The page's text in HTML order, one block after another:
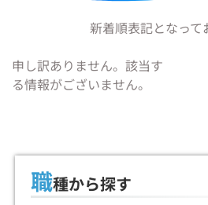
新着順表記となって
申し訳ありません。該当す
る情報がございません。
職種から探す